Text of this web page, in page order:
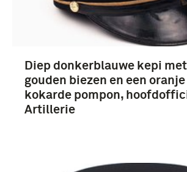
Diep donkerblauwe kepi
gouden biezen en een
kokarde pompon,
Artillerie